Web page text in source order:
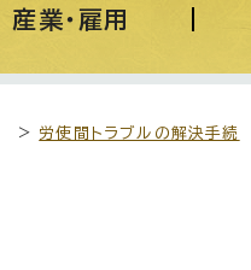
産業・雇用
> 労使間トラブルの解決手続